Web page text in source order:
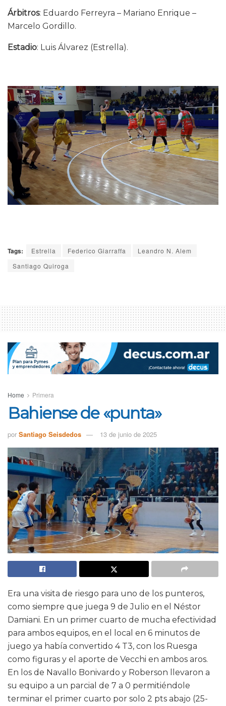
Árbitros: Eduardo Ferreyra – Mariano Enrique –
Marcelo Gordillo.
Estadio: Luis Álvarez (Estrella).
Tags: Estrella Federico Giarraffa
Leandro N. Alem
Santiago Quiroga
Home Primera
Bahiense de «punta»
por Santiago Seisdedos 13 de junio de 2025
Era una visita de riesgo para uno de los punteros,
como siempre que juega 9 de Julio en el Néstor
Damiani. En un primer cuarto de mucha efectividad
para ambos equipos, en el local en 6 minutos de
juego ya había convertido 4 T3, con los Ruesga
como figuras y el aporte de Vecchi en ambos aros.
En los de Navallo Bonivardo y Roberson llevaron a
su equipo a un parcial de 7 a 0 permitiéndole
terminar el primer cuarto por solo 2 pts abajo (25-